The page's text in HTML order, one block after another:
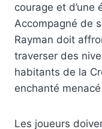
courage et d’une
Accompagné de
Rayman doit
traverser des
habitants de la
enchanté
Les joueurs